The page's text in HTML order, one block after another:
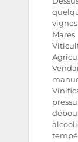
Mares